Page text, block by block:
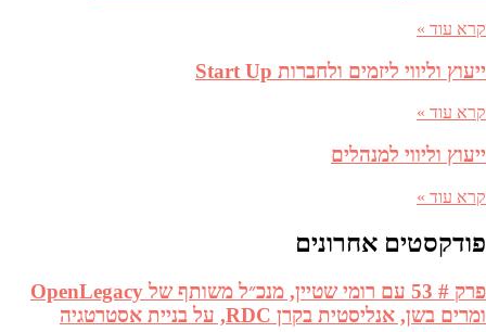
קרא עוד »
ייעוץ וליווי ליזמים ולחברות Start Up
קרא עוד »
ייעוץ וליווי למנהלים
קרא עוד »
פודקסטים אחרונים
פרק # 53 עם רומי שטיין, מנכ״ל משותף של OpenLegacy
ומרים בשן, אנליסטית בקרן RDC, על בניית אסטרטגיה